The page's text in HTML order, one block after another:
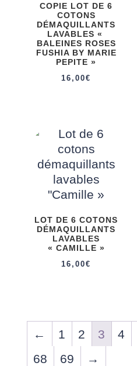
COPIE LOT DE 6
COTONS
DÉMAQUILLANTS
LAVABLES «
BALEINES ROSES
FUSHIA BY MARIE
PEPITE »
16,00€
LOT DE 6 COTONS
DÉMAQUILLANTS
LAVABLES
« CAMILLE »
16,00€
← 1 2 3 4
68
69 →